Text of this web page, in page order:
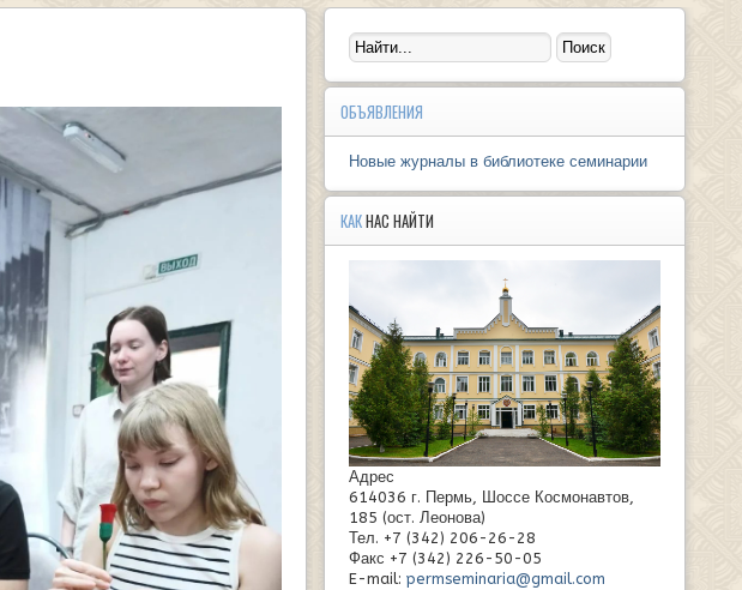
ОБЪЯВЛЕНИЯ
Новые журналы в библиотеке семинарии
КАКНАС НАЙТИ
Адрес
614036 г. Пермь, Шоссе Космонавтов,
185 (ост. Леонова)
Тел. +7 (342) 206-26-28
Факс +7 (342) 226-50-05
E-mail: permseminaria@gmail.com